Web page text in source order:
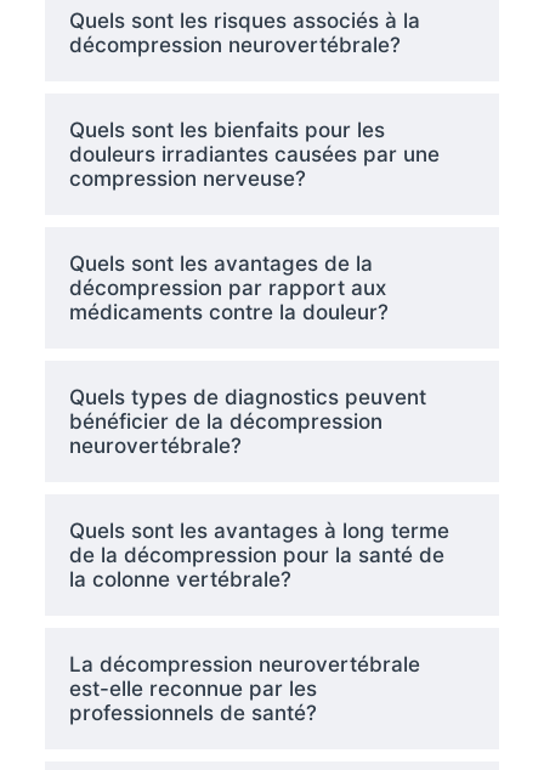
Quels sont les risques associés à la
décompression neurovertébrale?
Quels sont les bienfaits pour les
douleurs irradiantes causées par une
compression nerveuse?
Quels sont les avantages de la
décompression par rapport aux
médicaments contre la douleur?
Quels types de diagnostics peuvent
bénéficier de la décompression
neurovertébrale?
Quels sont les avantages à long terme
de la décompression pour la santé de
la colonne vertébrale?
La décompression neurovertébrale
est-elle reconnue par les
professionnels de santé?